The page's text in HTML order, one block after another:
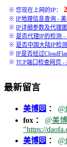
※ 您现在上网的IP：
※ IP地理信息查询 -
※ IP详细参数及代理
※ 是否代理IP的检测 -
※ 是否中国大陆IP检
※ IP是否经过
※ TCP端口检查网页 -
最新留言
美博园 ：
fox ： @美
"https://
美博园 ：